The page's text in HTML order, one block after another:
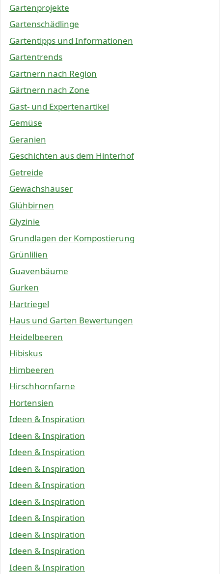
Gartenprojekte
Gartenschädlinge
Gartentipps und Informationen
Gartentrends
Gärtnern nach Region
Gärtnern nach Zone
Gast- und Expertenartikel
Gemüse
Geranien
Geschichten aus dem Hinterhof
Getreide
Gewächshäuser
Glühbirnen
Glyzinie
Grundlagen der Kompostierung
Grünlilien
Guavenbäume
Gurken
Hartriegel
Haus und Garten Bewertungen
Heidelbeeren
Hibiskus
Himbeeren
Hirschhornfarne
Hortensien
Ideen & Inspiration
Ideen & Inspiration
Ideen & Inspiration
Ideen & Inspiration
Ideen & Inspiration
Ideen & Inspiration
Ideen & Inspiration
Ideen & Inspiration
Ideen & Inspiration
Ideen & Inspiration